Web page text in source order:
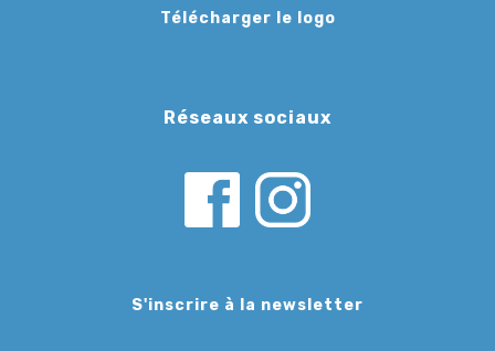
Télécharger le logo
Réseaux sociaux
S'inscrire à la newsletter